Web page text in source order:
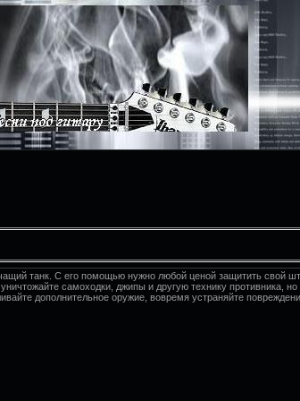
танк. С его помощью нужно любой ценой защитить свой
самоходки, джипы и другую технику противника, но
дополнительное оружие, вовремя устраняйте